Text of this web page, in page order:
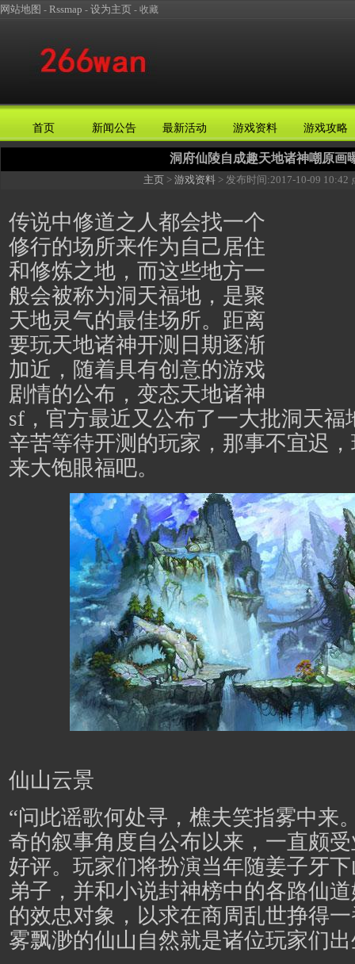
网站地图 - Rssmap - 设为主页 - 收藏
首页 新闻公告 最新活动 游戏资料 游戏攻略
洞府仙陵自成趣天地诸神嘲原画
主页 > 游戏资料 > 发布时间:2017-10-09 10:42
传说中修道之人都会找一个
修行的场所来作为自己居住
和修炼之地，而这些地方一
般会被称为洞天福地，是聚
天地灵气的最佳场所。距离
要玩天地诸神开测日期逐渐
加近，随着具有创意的游戏
剧情的公布， 变态天地诸神
sf，官方最近又公布了一大批洞天福
辛苦等待开测的玩家，那事不宜迟
来大饱眼福吧。
仙山云景
“问此谣歌何处寻，樵夫笑指雾中来
奇的叙事角度自公布以来，一直颇
好评。玩家们将扮演当年随姜子牙
弟子，并和小说封神榜中的各路仙
的效忠对象，以求在商周乱世挣得
雾飘渺的仙山自然就是诸位玩家们